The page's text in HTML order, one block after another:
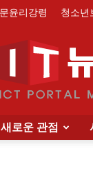
윤리강령 청소년
새로운 관점